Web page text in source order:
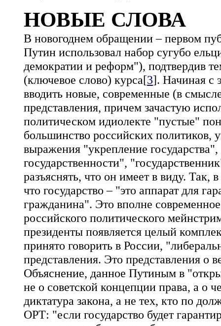
НОВЫЕ СЛОВА
В новогоднем обращении – первом
Путин использовал набор сугубо
демократии и реформ"), подтвердив
(ключевое слово) курса[3]. Начиная с
вводить новые, современные (в
представления, причем зачастую
политическом идиолекте "пустые"
большинство российских политиков,
выражения "укрепление
государственности",
разъяснять, что он имеет в виду.
что государство – "это аппарат для
гражданина". Это вполне
российского политического
президенты появляется целый
принято говорить в России,
представления. Это представления о
Объяснение, данное Путиным в
не о советской концепции права, а о
диктатура закона, а не тех, кто по
ОРТ: "если государство будет